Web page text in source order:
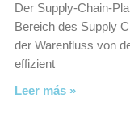
Der Supply-Chain-
Bereich des Supply
der Warenfluss von
effizient
Leer más »